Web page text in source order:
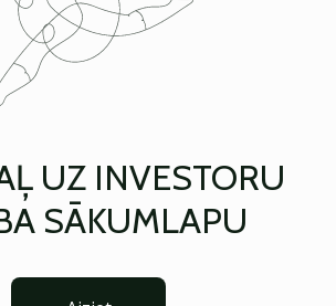
UZ INVESTORU
SĀKUMLAPU